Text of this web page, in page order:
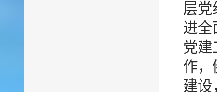
层党
进全
党建
作，
建设